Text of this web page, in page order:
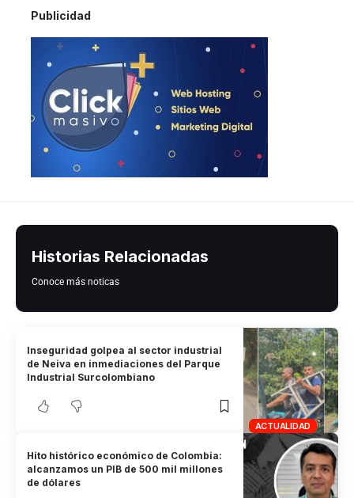
Publicidad
Historias Relacionadas
Conoce más noticas
ACTUALIDAD
Inseguridad golpea al sector industrial
de Neiva en inmediaciones del Parque
Industrial Surcolombiano
Hito histórico económico de Colombia:
alcanzamos un PIB de 500 mil millones
de dólares